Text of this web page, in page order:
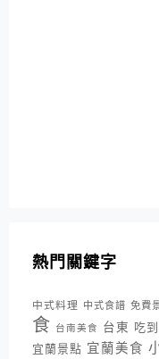
熱門關鍵字
中式料理 中式食譜 免費
食 台南美食 台東 吃
宜蘭景點 宜蘭美食